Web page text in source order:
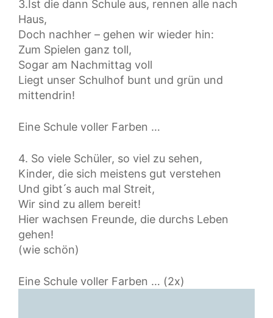
3.Ist die dann Schule aus, rennen alle nach
Haus,
Doch nachher – gehen wir wieder hin:
Zum Spielen ganz toll,
Sogar am Nachmittag voll
Liegt unser Schulhof bunt und grün und
mittendrin!
Eine Schule voller Farben …
4. So viele Schüler, so viel zu sehen,
Kinder, die sich meistens gut verstehen
Und gibt ́s auch mal Streit,
Wir sind zu allem bereit!
Hier wachsen Freunde, die durchs Leben
gehen!
(wie schön)
Eine Schule voller Farben … (2x)